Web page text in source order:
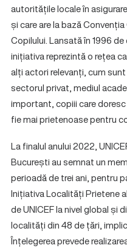
autoritățile locale în
și care are la bază
Copilului. Lansată în 1996
inițiativa reprezintă o rețea
alți actori relevanți, cum
sectorul privat, mediul
important, copiii care
fie mai prietenoase pentru
La finalul anului 2022,
București au semnat un
perioadă de trei ani, pentru
Inițiativa Localități Prietene
de UNICEF la nivel global și
localități din 48 de țări,
Înțelegerea prevede